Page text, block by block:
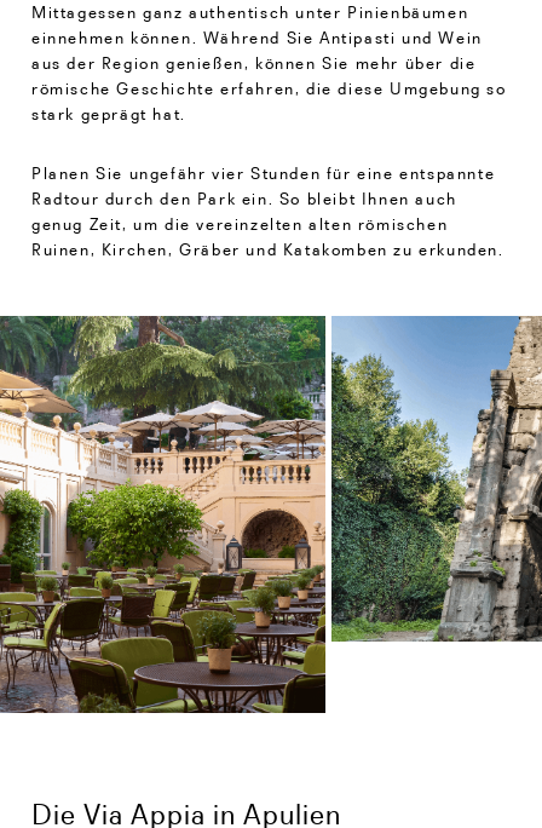
Mittagessen ganz authentisch unter Pinienbäumen
einnehmen können. Während Sie Antipasti und Wein
aus der Region genießen, können Sie mehr über die
römische Geschichte erfahren, die diese Umgebung so
stark geprägt hat.
Planen Sie ungefähr vier Stunden für eine entspannte
Radtour durch den Park ein. So bleibt Ihnen auch
genug Zeit, um die vereinzelten alten römischen
Ruinen, Kirchen, Gräber und Katakomben zu erkunden.
Die Via Appia in Apulien